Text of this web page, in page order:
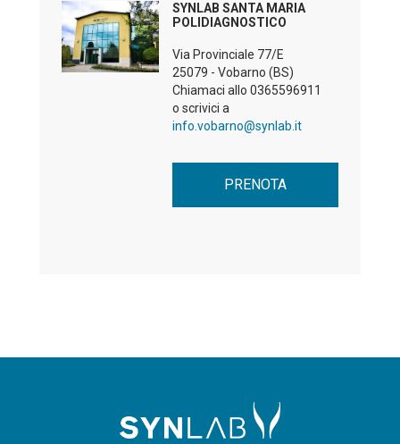
SYNLAB SANTA MARIA
POLIDIAGNOSTICO
Via Provinciale 77/E
25079 - Vobarno (BS)
Chiamaci allo 0365596911
o scrivici a
info.vobarno@synlab.it
PRENOTA